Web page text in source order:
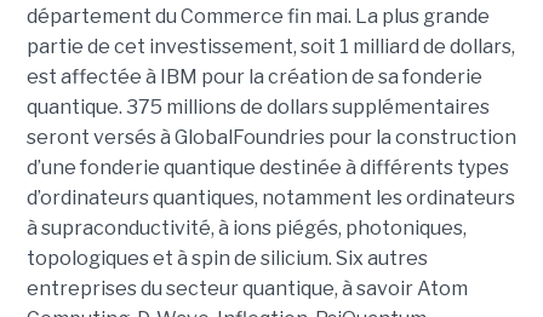
département du Commerce fin mai. La plus grande
partie de cet investissement, soit 1 milliard de dollars,
est affectée à IBM pour la création de sa fonderie
quantique. 375 millions de dollars supplémentaires
seront versés à GlobalFoundries pour la construction
d’une fonderie quantique destinée à différents types
d’ordinateurs quantiques, notamment les ordinateurs
à supraconductivité, à ions piégés, photoniques,
topologiques et à spin de silicium. Six autres
entreprises du secteur quantique, à savoir Atom